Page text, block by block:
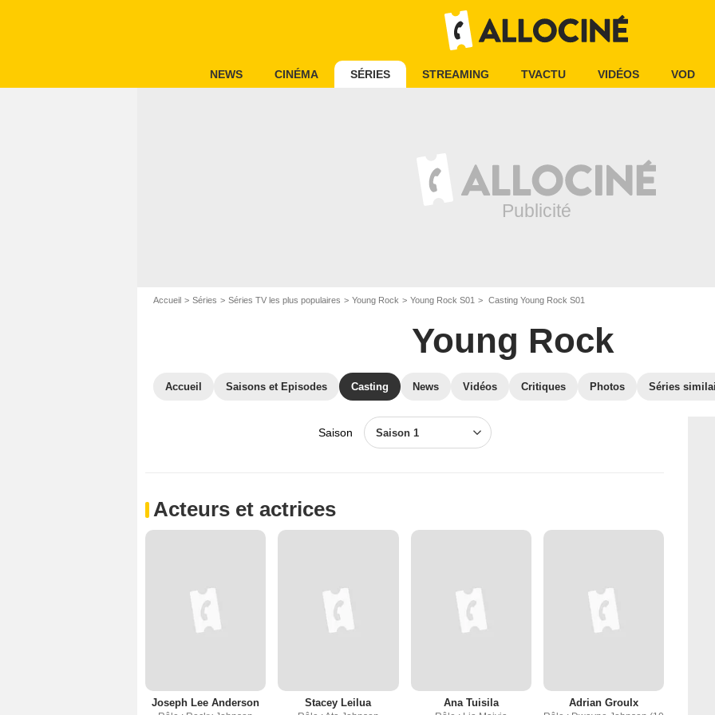
NEWS CINÉMA SÉRIES STREAMING TVACTU VIDÉOS VOD
Accueil Séries Séries TV les plus populaires Young Rock Young Rock S01 Casting Young Rock S01
Young Rock
Accueil Saisons et Episodes Casting News Vidéos Critiques Photos Séries
Saison Saison 1
Acteurs et actrices
Joseph Lee Anderson Stacey Leilua Ana Tuisila Adrian Groulx